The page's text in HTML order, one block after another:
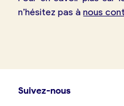
n’hésitez pas ànous
Suivez-nous